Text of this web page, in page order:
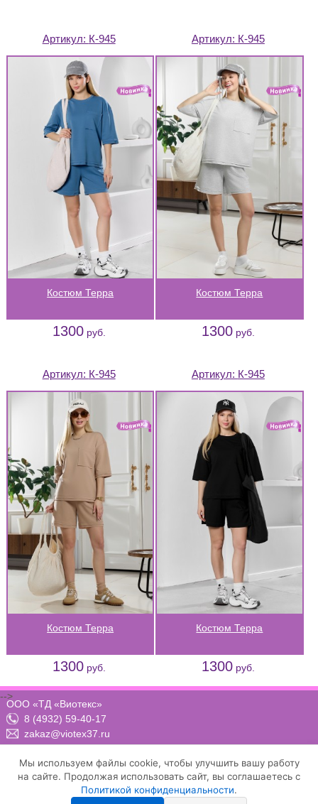
Артикул: К-945
Костюм Терра
1300руб.
Артикул: К-945
Костюм Терра
1300руб.
Артикул: К-945
Костюм Терра
1300руб.
Артикул: К-945
Костюм Терра
1300руб.
ООО «ТД «Виотекс»
8 (4932) 59-40-17
zakaz@viotex37.ru
Положение о конфиденциальности и защите персональных данных
-->
Мы используем файлы cookie, чтобы улучшить вашу работу
на сайте. Продолжая использовать сайт, вы соглашаетесь с
Политикой конфиденциальности.